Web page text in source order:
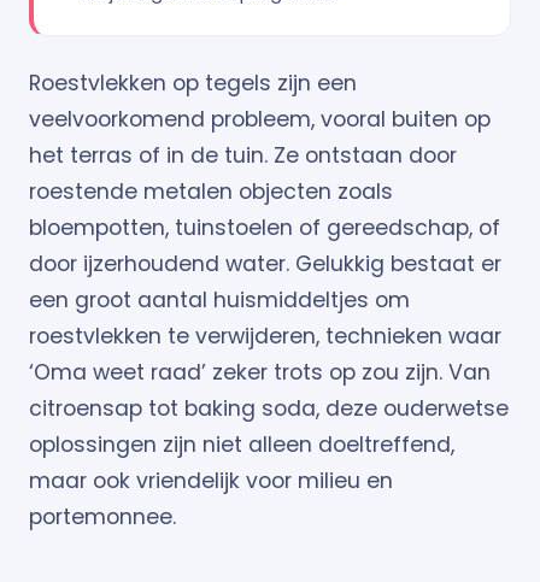
Roestvlekken op tegels zijn een
veelvoorkomend probleem, vooral buiten op
het terras of in de tuin. Ze ontstaan door
roestende metalen objecten zoals
bloempotten, tuinstoelen of gereedschap, of
door ijzerhoudend water. Gelukkig bestaat er
een groot aantal huismiddeltjes om
roestvlekken te verwijderen, technieken waar
‘Oma weet raad’ zeker trots op zou zijn. Van
citroensap tot baking soda, deze ouderwetse
oplossingen zijn niet alleen doeltreffend,
maar ook vriendelijk voor milieu en
portemonnee.